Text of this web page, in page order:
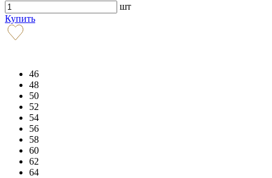
шт
Купить
46
48
50
52
54
56
58
60
62
64